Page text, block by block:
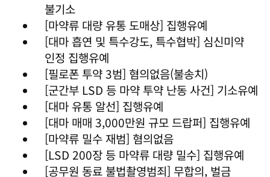
불기소
[마약류 대량 유통 도매상] 집행유예
[대마 흡연 및 특수강도, 특수협박] 심신미약
인정 집행유예
[필로폰 투약 3범] 혐의없음(불송치)
[군간부 LSD 등 마약 투약 난동 사건] 기소유예
[대마 유통 알선] 집행유예
[대마 매매 3,000만원 규모 드랍퍼] 집행유예
[마약류 밀수 재범] 혐의없음
[LSD 200장 등 마약류 대량 밀수] 집행유예
[공무원 동료 불법촬영범죄] 무합의, 벌금